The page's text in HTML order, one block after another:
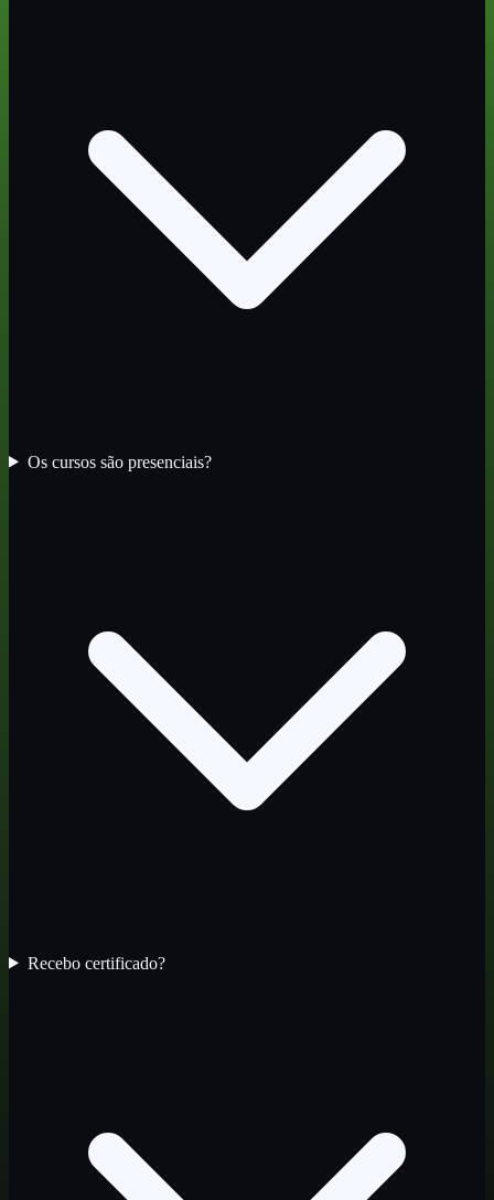
Os cursos são presenciais?
Recebo certificado?